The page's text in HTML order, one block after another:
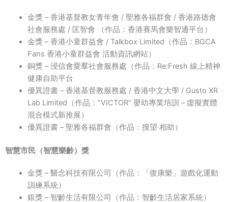
金獎 – 香港基督教女青年會 / 聖雅各福群會 / 香港路德會
社會服務處 / 匡智會 （作品：香港賽馬會樂智通平台）
金獎 – 香港小童群益會 / Talkbox Limited（作品：BGCA
Fans 香港小童群益會 活動資訊網站）
銅獎 – 浸信會愛羣社會服務處（作品：Re:Fresh 線上精神
健康自助平台
優異證書 – 香港基督教服務處 / 香港中文大學 / Gusto XR
Lab Limited（作品：”VICTOR” 嬰幼專業培訓 – 虛擬實體
混合模式新推展）
優異證書 – 聖雅各福群會（作品：搜望‧相助）
智慧市民（智慧樂齡）獎
金獎 – 醫念科技有限公司（作品：「復康樂」遊戲化運動
訓練系統）
銀獎 – 智齡生活有限公司（作品：智齡生活居家系統）